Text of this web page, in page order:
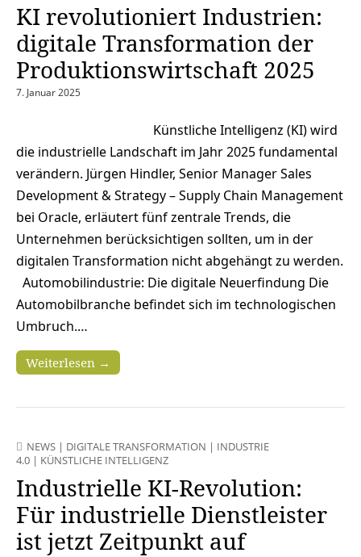
KI revolutioniert Industrien:
digitale Transformation der
Produktionswirtschaft 2025
7. Januar 2025
Künstliche Intelligenz (KI) wird
die industrielle Landschaft im Jahr 2025 fundamental
verändern. Jürgen Hindler, Senior Manager Sales
Development & Strategy – Supply Chain Management
bei Oracle, erläutert fünf zentrale Trends, die
Unternehmen berücksichtigen sollten, um in der
digitalen Transformation nicht abgehängt zu werden.
Automobilindustrie: Die digitale Neuerfindung Die
Automobilbranche befindet sich im technologischen
Umbruch.…
Weiterlesen →
NEWS | DIGITALE TRANSFORMATION | INDUSTRIE
4.0 | KÜNSTLICHE INTELLIGENZ
Industrielle KI-Revolution:
Für industrielle Dienstleister
ist jetzt Zeitpunkt auf